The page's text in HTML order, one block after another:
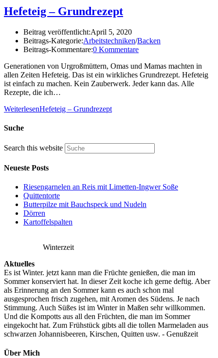
Hefeteig – Grundrezept
Beitrag veröffentlicht:April 5, 2020
Beitrags-Kategorie:Arbeitstechniken/Backen
Beitrags-Kommentare:0 Kommentare
Generationen von Urgroßmüttern, Omas und Mamas machten in
allen Zeiten Hefeteig. Das ist ein wirkliches Grundrezept. Hefeteig
ist einfach zu machen. Kein Zauberwerk. Jeder kann das. Alle
Rezepte, die ich…
WeiterlesenHefeteig – Grundrezept
Suche
Search this website
Neueste Posts
Riesengarnelen an Reis mit Limetten-Ingwer Soße
Quittentorte
Butterpilze mit Bauchspeck und Nudeln
Dörren
Kartoffelspalten
Winterzeit
Aktuelles
Es ist Winter. jetzt kann man die Früchte genießen, die man im
Sommer konserviert hat. In dieser Zeit koche ich gerne deftig. Aber
als Erinnerung an den Sommer kann es auch schon mal
ausgesprochen frisch zugehen, mit Aromen des Südens. Je nach
Stimmung. Auch Süßes ist im Winter in Maßen sehr willkommen.
Und die Kompotts aus all den Früchten, die man im Sommer
eingekocht hat. Zum Frühstück gibts all die tollen Marmeladen aus
schwarzen Johannisbeeren, Kirschen, Quitten usw. - Genußzeit
Über Mich